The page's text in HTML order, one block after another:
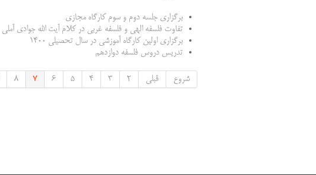
برگزاری جلسه دوم و سوم کارگاه مجازی
تفاوت فلسفه الهی و فلسفه غربی در کلام آیت الله جوادی آملی
برگزاری اولین کارگاه آموزشی در سال تحصیلی 1400
تدریس دروس فلسفه دوازدهم
شروع قبلی 2
3
4
5
6
7
8